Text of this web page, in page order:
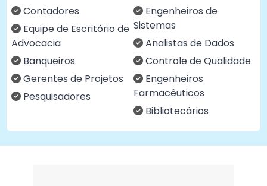
Contadores
Equipe de Escritório de
Advocacia
Banqueiros
Gerentes de Projetos
Pesquisadores
Engenheiros de
Sistemas
Analistas de Dados
Controle de Qualidade
Engenheiros
Farmacêuticos
Bibliotecários